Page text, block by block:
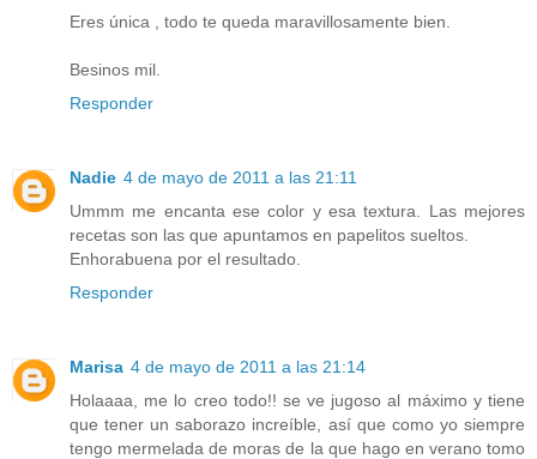
Eres única , todo te queda maravillosamente bien.
Besinos mil.
Responder
Nadie 4 de mayo de 2011 a las 21:11
Ummm me encanta ese color y esa textura. Las mejores
recetas son las que apuntamos en papelitos sueltos.
Enhorabuena por el resultado.
Responder
Marisa 4 de mayo de 2011 a las 21:14
Holaaaa, me lo creo todo!! se ve jugoso al máximo y tiene
que tener un saborazo increíble, así que como yo siempre
tengo mermelada de moras de la que hago en verano tomo